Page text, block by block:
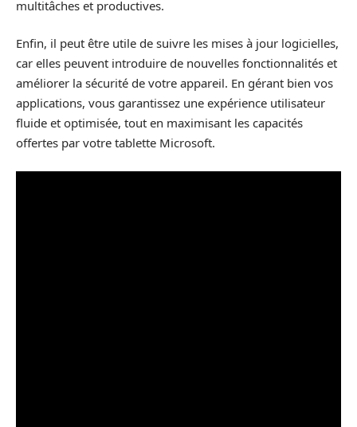
multitâches et productives.
Enfin, il peut être utile de suivre les mises à jour logicielles,
car elles peuvent introduire de nouvelles fonctionnalités et
améliorer la sécurité de votre appareil. En gérant bien vos
applications, vous garantissez une expérience utilisateur
fluide et optimisée, tout en maximisant les capacités
offertes par votre tablette Microsoft.